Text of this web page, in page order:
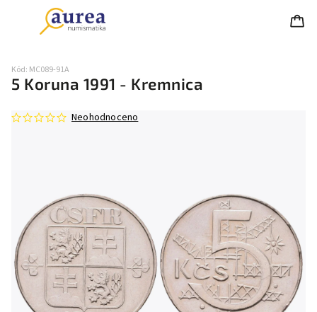
5 Koruna 1991 - Kremnica
Kód: MC089-91A
Neohodnoceno